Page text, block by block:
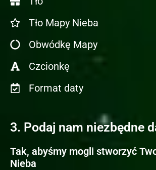
Tło Mapy Nieba
Obwódkę Mapy
Czcionkę
Format daty
3. Podaj nam niezbędne
Tak, abyśmy mogli stworzyć
Nieba